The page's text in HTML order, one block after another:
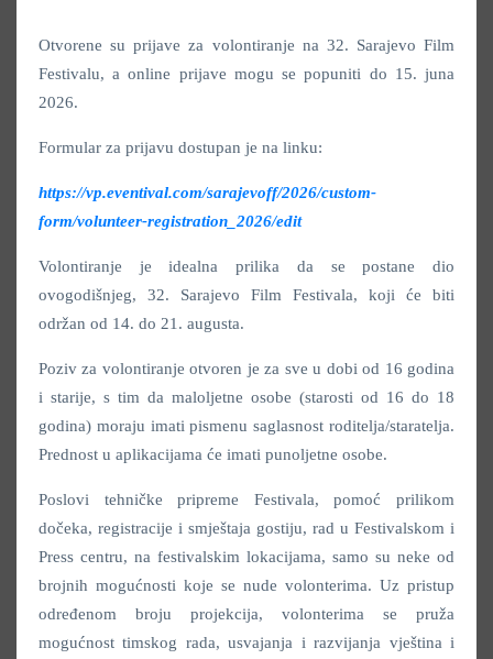
Otvorene su prijave za volontiranje na 32. Sarajevo Film
Festivalu, a online prijave mogu se popuniti do 15. juna
2026.
Formular za prijavu dostupan je na linku:
https://vp.eventival.com/sarajevoff/2026/custom-
form/volunteer-registration_2026/edit
Volontiranje je idealna prilika da se postane dio
ovogodišnjeg, 32. Sarajevo Film Festivala, koji će biti
održan od 14. do 21. augusta.
Poziv za volontiranje otvoren je za sve u dobi od 16 godina
i starije, s tim da maloljetne osobe (starosti od 16 do 18
godina) moraju imati pismenu saglasnost roditelja/staratelja.
Prednost u aplikacijama će imati punoljetne osobe.
Poslovi tehničke pripreme Festivala, pomoć prilikom
dočeka, registracije i smještaja gostiju, rad u Festivalskom i
Press centru, na festivalskim lokacijama, samo su neke od
brojnih mogućnosti koje se nude volonterima. Uz pristup
određenom broju projekcija, volonterima se pruža
mogućnost timskog rada, usvajanja i razvijanja vještina i